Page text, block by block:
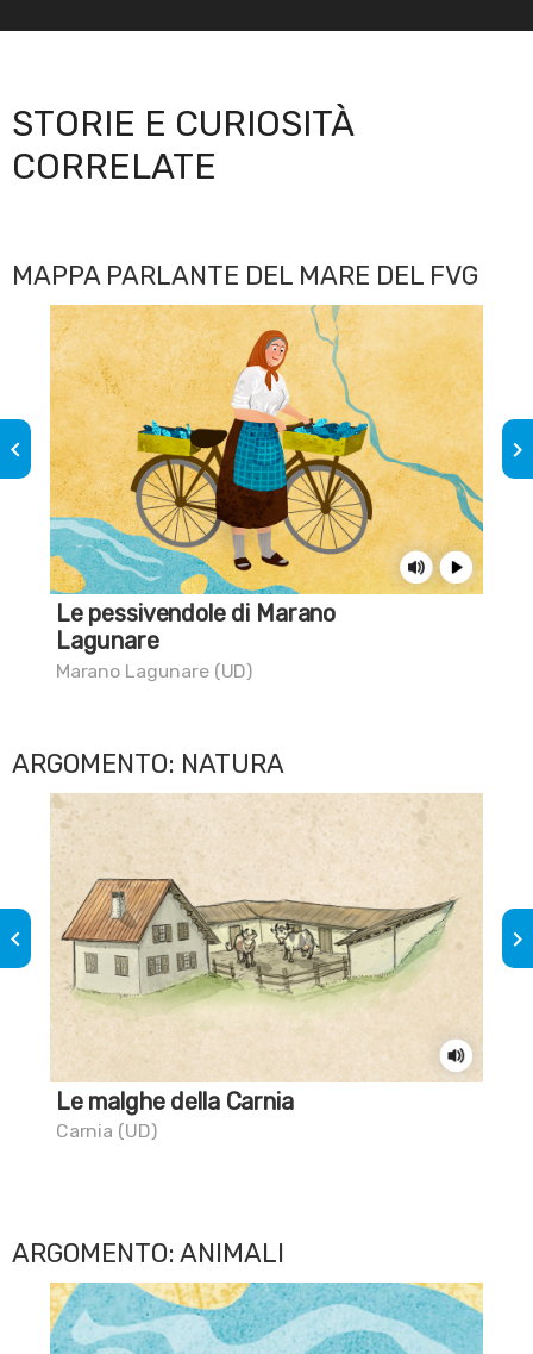
STORIE E CURIOSITÀ
CORRELATE
MAPPA PARLANTE DEL MARE DEL FVG
Le pessivendole di Marano
Lagunare
Marano Lagunare (UD)
keyboard_arrow_left keyboard_arrow_right
ARGOMENTO: NATURA
Le malghe della Carnia
Carnia (UD)
keyboard_arrow_left keyboard_arrow_right
ARGOMENTO: ANIMALI